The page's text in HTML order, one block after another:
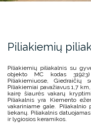
Piliakiemių
Piliakiemių piliakalnis su
objekto MC kodas
Piliakiemiuose, Giedraičių
Piliakiemiai pavažiavus 1,7
kairę šiaurės vakarų
Piliakalnis yra Kiemento
vakariniame gale.
liekanų. Piliakalnis
ir lygiosios keramikos.